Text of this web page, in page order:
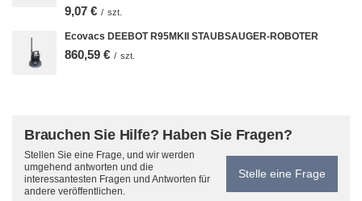
9,07 € / szt.
Ecovacs DEEBOT R95MKII STAUBSAUGER-ROBOTER
860,59 € / szt.
Brauchen Sie Hilfe? Haben Sie Fragen?
Stellen Sie eine Frage, und wir werden
umgehend antworten und die
interessantesten Fragen und Antworten für
andere veröffentlichen.
Stelle eine Frage